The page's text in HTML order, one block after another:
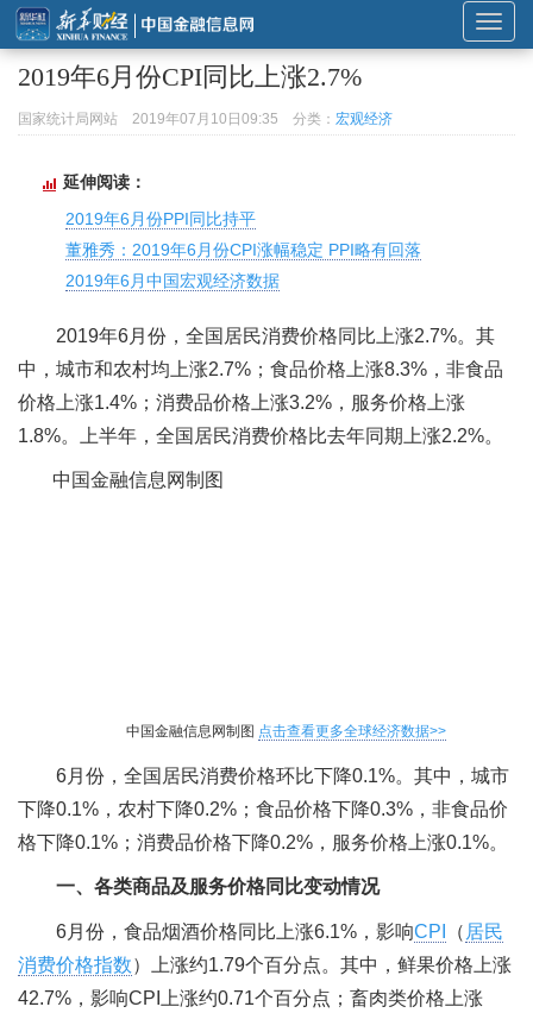
展
开
2019年6月份CPI同比上涨2.7%
国家统计局网站 2019年07月10日09:35 分类： 宏观经济
延伸阅读：
2019年6月份PPI同比持平
董雅秀：2019年6月份CPI涨幅稳定 PPI略有回落
2019年6月中国宏观经济数据
2019年6月份，全国居民消费价格同比上涨2.7%。其
中，城市和农村均上涨2.7%；食品价格上涨8.3%，非食品
价格上涨1.4%；消费品价格上涨3.2%，服务价格上涨
1.8%。上半年，全国居民消费价格比去年同期上涨2.2%。
中国金融信息网制图
中国金融信息网制图 点击查看更多全球经济数据>>
6月份，全国居民消费价格环比下降0.1%。其中，城市
下降0.1%，农村下降0.2%；食品价格下降0.3%，非食品价
格下降0.1%；消费品价格下降0.2%，服务价格上涨0.1%。
一、各类商品及服务价格同比变动情况
6月份，食品烟酒价格同比上涨6.1%，影响CPI （ 居民
消费价格指数）上涨约1.79个百分点。其中，鲜果价格上涨
42.7%，影响CPI上涨约0.71个百分点；畜肉类价格上涨